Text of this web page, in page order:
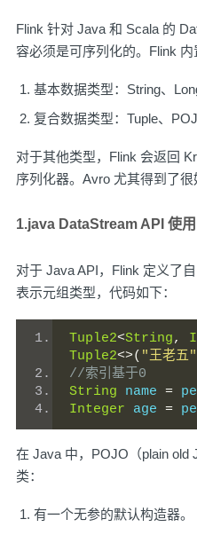
Flink 针对 Java 和 Scala 的
容必须是可序列化的。Flink 内
基本数据类型：String、
复合数据类型：Tuple、
对于其他类型，Flink 会返回
序列化器。Avro 尤其得到了很
1.java DataStream API 使
对于 Java API，Flink 定义了
表示元组类型，代码如下：
Tuple2<String,
Tuple2<>( "王老五"
//索引基于0
String name =
Integer age =
在 Java 中，POJO（plain old
类：
有一个无参的默认构造器。